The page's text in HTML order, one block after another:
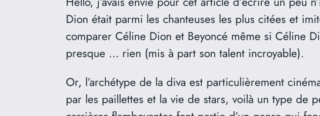
Dion était parmi les chanteuses les plus citées et
comparer Céline Dion et Beyoncé même si Céline
presque … rien (mis à part son talent incroyable).
Or, l’archétype de la diva est particulièrement
par les paillettes et la vie de stars, voilà un type de